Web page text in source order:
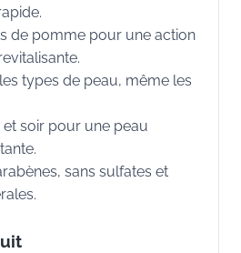
de pomme pour une action
types de peau, même les
soir pour une peau
sans sulfates et